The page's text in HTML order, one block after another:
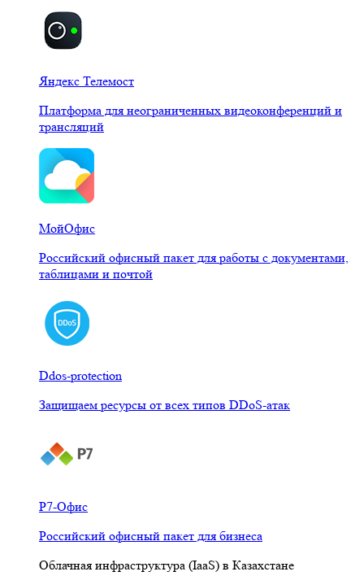
Яндекс Телемост
Платформа для неограниченных видеоконференций и
трансляций
МойОфис
Российский офисный пакет для работы с документами,
таблицами и почтой
Ddos-protection
Защищаем ресурсы от всех типов DDoS-атак
Р7-Офис
Российский офисный пакет для бизнеса
Облачная инфраструктура (IaaS) в Казахстане